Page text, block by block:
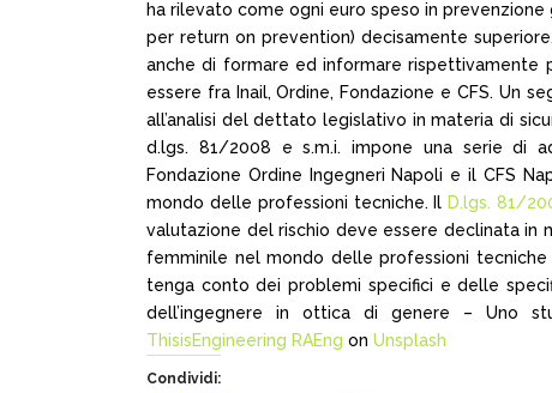
ha rilevato come ogni euro speso in
per return on prevention) decisamente
anche di formare ed informare rispettivamente
essere fra Inail, Ordine, Fondazione e CFS. Un
all’analisi del dettato legislativo in materia di
d.lgs. 81/2008 e s.m.i. impone una serie di
Fondazione Ordine Ingegneri Napoli e il CFS
mondo delle professioni tecniche. Il D.lgs. 81/
valutazione del rischio deve essere declinata in
femminile nel mondo delle professioni tecniche
tenga conto dei problemi specifici e delle
dell’ingegnere in ottica di genere – Uno
ThisisEngineering RAEng on Unsplash
Condividi: